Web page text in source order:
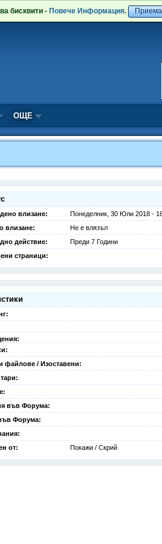
бисквити - Повече Информация.
ОЩЕ
влизане:
Понеделник, 30 Юли 2018 -
влизане:
Не е влязъл
действие:
Преди 7 Години
страници:
файлове / Изоставени:
във Форума:
Форума:
от:
Покажи / Скрий